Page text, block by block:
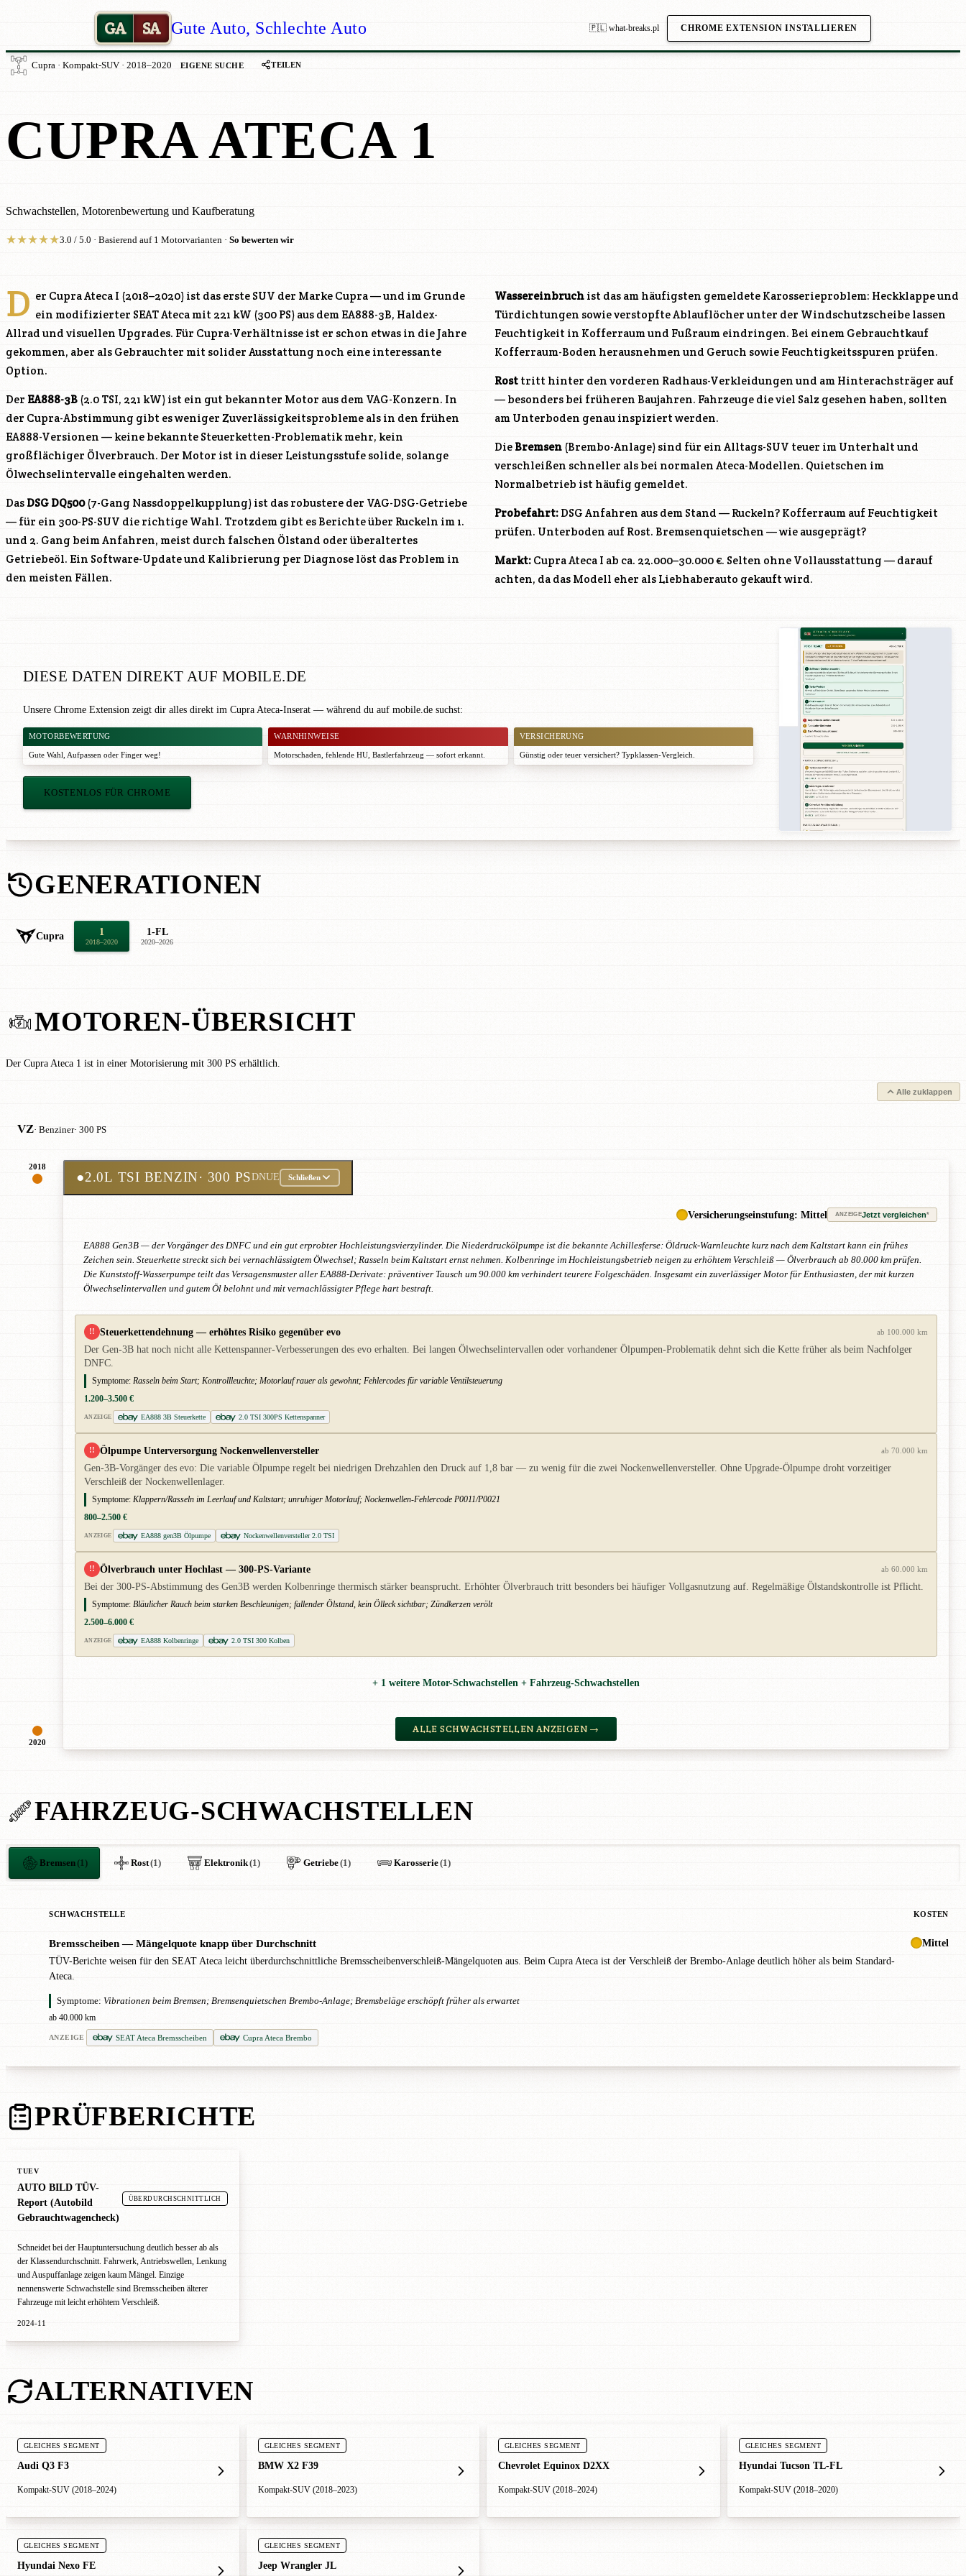
GA SA Gute Auto, Schlechte Auto 🇵🇱 what-breaks.pl CHROME EXTENSION INSTALLIEREN
Cupra · Kompakt-SUV · 2018–2020 EIGENE SUCHE TEILEN
CUPRA ATECA 1
Schwachstellen, Motorenbewertung und Kaufberatung
★★★★★3.0 / 5.0 · Basierend auf 1 Motorvarianten · So bewerten wir
D er Cupra Ateca I (2018–2020) ist das erste SUV der Marke Cupra — und im Grunde
ein modifizierter SEAT Ateca mit 221 kW (300 PS) aus dem EA888-3B, Haldex-
Allrad und visuellen Upgrades. Für Cupra-Verhältnisse ist er schon etwas in die Jahre
gekommen, aber als Gebrauchter mit solider Ausstattung noch eine interessante
Option.
Der EA888-3B (2.0 TSI, 221 kW) ist ein gut bekannter Motor aus dem VAG-Konzern. In
der Cupra-Abstimmung gibt es weniger Zuverlässigkeitsprobleme als in den frühen
EA888-Versionen — keine bekannte Steuerketten-Problematik mehr, kein
großflächiger Ölverbrauch. Der Motor ist in dieser Leistungsstufe solide, solange
Ölwechselintervalle eingehalten werden.
Das DSG DQ500(7-Gang Nassdoppelkupplung) ist das robustere der VAG-DSG-Getriebe
— für ein 300-PS-SUV die richtige Wahl. Trotzdem gibt es Berichte über Ruckeln im 1.
und 2. Gang beim Anfahren, meist durch falschen Ölstand oder überaltertes
Getriebeöl. Ein Software-Update und Kalibrierung per Diagnose löst das Problem in
den meisten Fällen.
Wassereinbruch ist das am häufigsten gemeldete Karosserieproblem: Heckklappe und
Türdichtungen sowie verstopfte Ablauflöcher unter der Windschutzscheibe lassen
Feuchtigkeit in Kofferraum und Fußraum eindringen. Bei einem Gebrauchtkauf
Kofferraum-Boden herausnehmen und Geruch sowie Feuchtigkeitsspuren prüfen.
Rost tritt hinter den vorderen Radhaus-Verkleidungen und am Hinterachsträger auf
— besonders bei früheren Baujahren. Fahrzeuge die viel Salz gesehen haben, sollten
am Unterboden genau inspiziert werden.
Die Bremsen (Brembo-Anlage) sind für ein Alltags-SUV teuer im Unterhalt und
verschleißen schneller als bei normalen Ateca-Modellen. Quietschen im
Normalbetrieb ist häufig gemeldet.
Probefahrt: DSG Anfahren aus dem Stand — Ruckeln? Kofferraum auf Feuchtigkeit
prüfen. Unterboden auf Rost. Bremsenquietschen — wie ausgeprägt?
Markt: Cupra Ateca I ab ca. 22.000–30.000 €. Selten ohne Vollausstattung — darauf
achten, da das Modell eher als Liebhaberauto gekauft wird.
DIESE DATEN DIREKT AUF MOBILE.DE
Unsere Chrome Extension zeigt dir alles direkt im Cupra Ateca-Inserat — während du auf mobile.de suchst:
MOTORBEWERTUNG
Gute Wahl Aufpassen oder Finger weg!
WARNHINWEISE
Motorschaden, fehlende HU, Bastlerfahrzeug — sofort erkannt.
VERSICHERUNG
Günstig oder teuer versichert? Typklassen-Vergleich.
KOSTENLOS FÜR CHROME
GENERATIONEN
Cupra 1
2018–2020
1-FL
2020–2026
MOTOREN-ÜBERSICHT
Der Cupra Ateca 1 ist in einer Motorisierung mit 300 PS erhältlich.
Alle zuklappen
VZ· Benziner· 300 PS
2018
2020
●2.0L TSI BENZIN· 300 PSDNUE Schließen
Versicherungseinstufung: Mittel ANZEIGEJetzt vergleichen*
EA888 Gen3B — der Vorgänger des DNFC und ein gut erprobter Hochleistungsvierzylinder. Die Niederdruckölpumpe ist die bekannte Achillesferse: Öldruck-Warnleuchte kurz nach dem Kaltstart kann ein frühes
Zeichen sein. Steuerkette streckt sich bei vernachlässigtem Ölwechsel; Rasseln beim Kaltstart ernst nehmen. Kolbenringe im Hochleistungsbetrieb neigen zu erhöhtem Verschleiß — Ölverbrauch ab 80.000 km prüfen.
Die Kunststoff-Wasserpumpe teilt das Versagensmuster aller EA888-Derivate: präventiver Tausch um 90.000 km verhindert teurere Folgeschäden. Insgesamt ein zuverlässiger Motor für Enthusiasten, der mit kurzen
Ölwechselintervallen und gutem Öl belohnt und mit vernachlässigter Pflege hart bestraft.
!! Steuerkettendehnung — erhöhtes Risiko gegenüber evo ab 100.000 km
Der Gen-3B hat noch nicht alle Kettenspanner-Verbesserungen des evo erhalten. Bei langen Ölwechselintervallen oder vorhandener Ölpumpen-Problematik dehnt sich die Kette früher als beim Nachfolger
DNFC.
Symptome: Rasseln beim Start; Kontrollleuchte; Motorlauf rauer als gewohnt; Fehlercodes für variable Ventilsteuerung
1.200–3.500 €
ANZEIGE EA888 3B Steuerkette 2.0 TSI 300PS Kettenspanner
!! Ölpumpe Unterversorgung Nockenwellenversteller ab 70.000 km
Gen-3B-Vorgänger des evo: Die variable Ölpumpe regelt bei niedrigen Drehzahlen den Druck auf 1,8 bar — zu wenig für die zwei Nockenwellenversteller. Ohne Upgrade-Ölpumpe droht vorzeitiger
Verschleiß der Nockenwellenlager.
Symptome: Klappern/Rasseln im Leerlauf und Kaltstart; unruhiger Motorlauf; Nockenwellen-Fehlercode P0011/P0021
800–2.500 €
ANZEIGE EA888 gen3B Ölpumpe Nockenwellenversteller 2.0 TSI
!! Ölverbrauch unter Hochlast — 300-PS-Variante ab 60.000 km
Bei der 300-PS-Abstimmung des Gen3B werden Kolbenringe thermisch stärker beansprucht. Erhöhter Ölverbrauch tritt besonders bei häufiger Vollgasnutzung auf. Regelmäßige Ölstandskontrolle ist Pflicht.
Symptome: Bläulicher Rauch beim starken Beschleunigen; fallender Ölstand, kein Ölleck sichtbar; Zündkerzen verölt
2.500–6.000 €
ANZEIGE EA888 Kolbenringe 2.0 TSI 300 Kolben
+ 1 weitere Motor-Schwachstellen + Fahrzeug-Schwachstellen
ALLE SCHWACHSTELLEN ANZEIGEN →
FAHRZEUG-SCHWACHSTELLEN
Bremsen(1) Rost(1) Elektronik(1) Getriebe(1) Karosserie(1)
SCHWACHSTELLE KOSTEN
Bremsscheiben — Mängelquote knapp über Durchschnitt
TÜV-Berichte weisen für den SEAT Ateca leicht überdurchschnittliche Bremsscheibenverschleiß-Mängelquoten aus. Beim Cupra Ateca ist der Verschleiß der Brembo-Anlage deutlich höher als beim Standard-
Ateca.
Symptome: Vibrationen beim Bremsen; Bremsenquietschen Brembo-Anlage; Bremsbeläge erschöpft früher als erwartet
ab 40.000 km
ANZEIGE SEAT Ateca Bremsscheiben Cupra Ateca Brembo
Mittel
PRÜFBERICHTE
TUEV
AUTO BILD TÜV-
Report (Autobild
Gebrauchtwagencheck)
ÜBERDURCHSCHNITTLICH
Schneidet bei der Hauptuntersuchung deutlich besser ab als
der Klassendurchschnitt. Fahrwerk, Antriebswellen, Lenkung
und Auspuffanlage zeigen kaum Mängel. Einzige
nennenswerte Schwachstelle sind Bremsscheiben älterer
Fahrzeuge mit leicht erhöhtem Verschleiß.
2024-11
ALTERNATIVEN
GLEICHES SEGMENT
Audi Q3 F3
Kompakt-SUV (2018–2024)
GLEICHES SEGMENT
BMW X2 F39
Kompakt-SUV (2018–2023)
GLEICHES SEGMENT
Chevrolet Equinox D2XX
Kompakt-SUV (2018–2024)
GLEICHES SEGMENT
Hyundai Tucson TL-FL
Kompakt-SUV (2018–2020)
GLEICHES SEGMENT
Hyundai Nexo FE
GLEICHES SEGMENT
Jeep Wrangler JL